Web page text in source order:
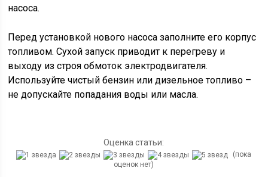
насоса.
Перед установкой нового насоса заполните его корпус
топливом. Сухой запуск приводит к перегреву и
выходу из строя обмоток электродвигателя.
Используйте чистый бензин или дизельное топливо –
не допускайте попадания воды или масла.
Оценка статьи:
(пока
оценок нет)